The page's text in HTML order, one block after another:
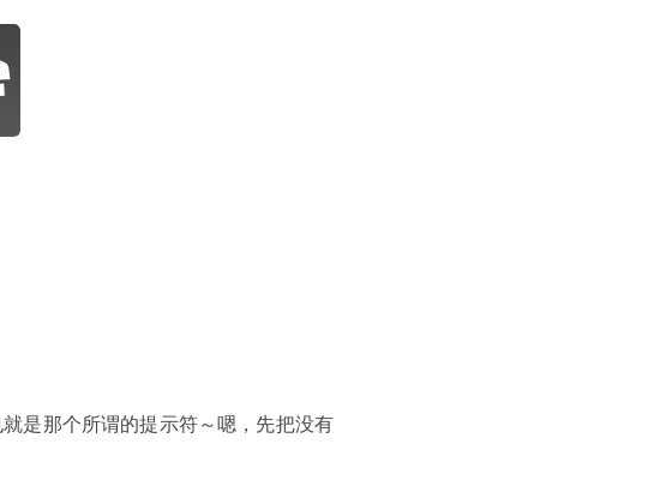
是那个所谓的提示符～嗯，先把没有